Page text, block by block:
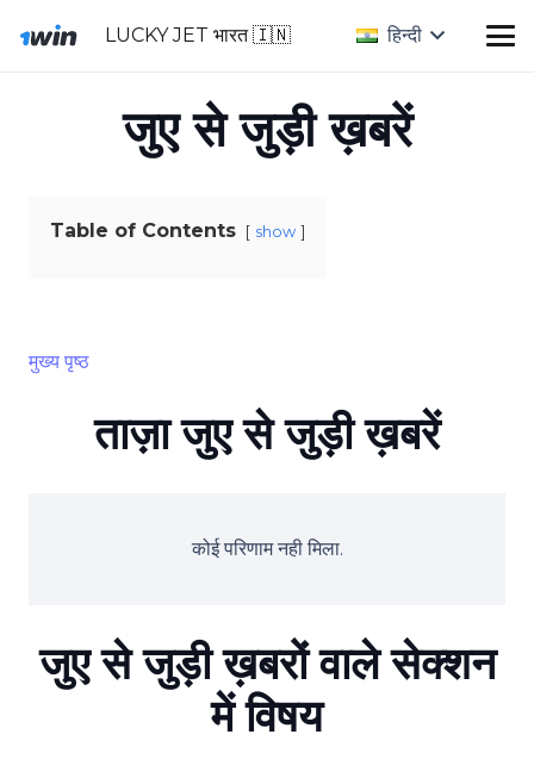
LUCKY JET भारत 🇮🇳 हिन्दी
जुए से जुड़ी ख़बरें
Table of Contents show
मुख्य पृष्ठ
ताज़ा जुए से जुड़ी ख़बरें
कोई परिणाम नही मिला.
जुए से जुड़ी ख़बरों वाले सेक्शन
में विषय